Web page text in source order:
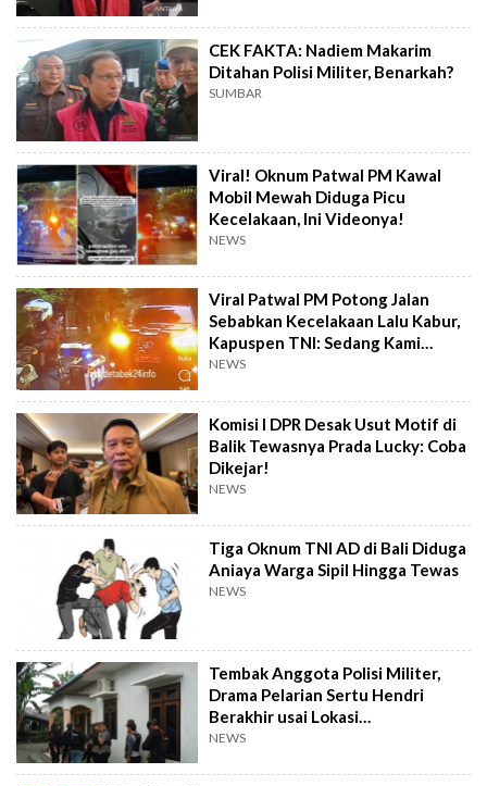
CEK FAKTA: Nadiem Makarim
Ditahan Polisi Militer, Benarkah?
SUMBAR
Viral! Oknum Patwal PM Kawal
Mobil Mewah Diduga Picu
Kecelakaan, Ini Videonya!
NEWS
Viral Patwal PM Potong Jalan
Sebabkan Kecelakaan Lalu Kabur,
Kapuspen TNI: Sedang Kami
Telusuri
NEWS
Komisi I DPR Desak Usut Motif di
Balik Tewasnya Prada Lucky: Coba
Dikejar!
NEWS
Tiga Oknum TNI AD di Bali Diduga
Aniaya Warga Sipil Hingga Tewas
NEWS
Tembak Anggota Polisi Militer,
Drama Pelarian Sertu Hendri
Berakhir usai Lokasi
Persembunyian Dikepung
NEWS